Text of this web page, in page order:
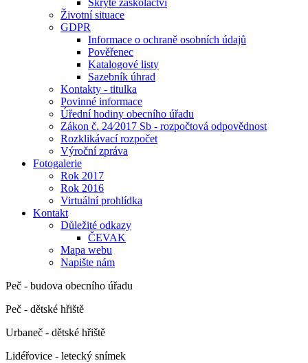
Životní situace
GDPR
Informace o ochraně osobních údajů
Pověřenec
Katalogové listy
Sazebník úhrad
Kontakty - titulka
Povinné informace
Úřední hodiny obecního úřadu
Zákon č. 24⁄2017 Sb - rozpočtová odpovědnost
Rozklikávací rozpočet
Výroční zpráva
Fotogalerie
Rok 2017
Rok 2016
Virtuální prohlídka
Kontakt
Důležité odkazy
ČEVAK
Mapa webu
Napište nám
Peč - budova obecního úřadu
Peč - dětské hřiště
Urbaneč - dětské hřiště
Lidéřovice - letecký snímek